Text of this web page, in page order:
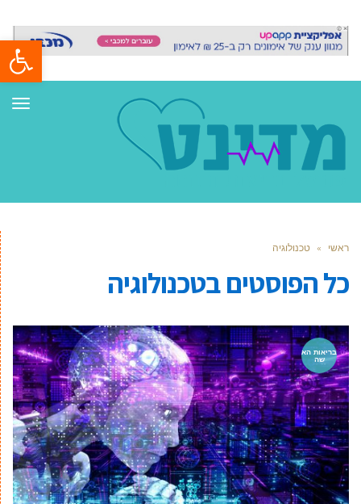
פתח
ראשי » טכנולוגיה
כל הפוסטים בטכנולוגיה
בריאות הא
שה